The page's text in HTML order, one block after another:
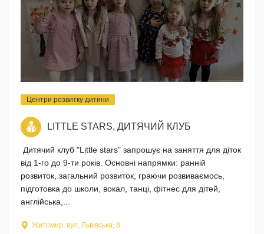
Центри розвитку дитини
LITTLE STARS, ДИТЯЧИЙ КЛУБ
Дитячий клуб "Little stars" запрошує на заняття для діток
від 1-го до 9-ти років. Основні напрямки: ранній
розвиток, загальний розвиток, граючи розвиваємось,
підготовка до школи, вокал, танці, фітнес для дітей,
англійська,...
Житомир, вул. Львівська, 8